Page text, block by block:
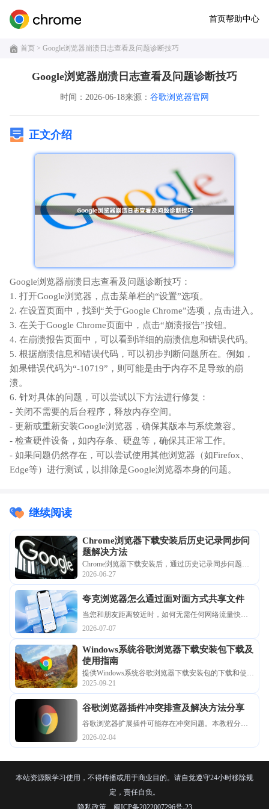
首页帮助中心
首页 > Google浏览器崩溃日志查看及问题诊断技巧
Google浏览器崩溃日志查看及问题诊断技巧
时间：2026-06-18来源： 谷歌浏览器官网
正文介绍
Google浏览器崩溃日志查看及问题诊断技巧：
1. 打开Google浏览器，点击菜单栏的“设置”选项。
2. 在设置页面中，找到“关于Google Chrome”选项，点击进入。
3. 在关于Google Chrome页面中，点击“崩溃报告”按钮。
4. 在崩溃报告页面中，可以看到详细的崩溃信息和错误代码。
5. 根据崩溃信息和错误代码，可以初步判断问题所在。例如，
如果错误代码为“-10719”，则可能是由于内存不足导致的崩
溃。
6. 针对具体的问题，可以尝试以下方法进行修复：
- 关闭不需要的后台程序，释放内存空间。
- 更新或重新安装Google浏览器，确保其版本与系统兼容。
- 检查硬件设备，如内存条、硬盘等，确保其正常工作。
- 如果问题仍然存在，可以尝试使用其他浏览器（如Firefox、
Edge等）进行测试，以排除是Google浏览器本身的问题。
继续阅读
Chrome浏览器下载安装后历史记录同步问
题解决方法
Chrome浏览器下载安装后，通过历史记录同步问题解
决方法可以保证多设备间的数据一致性，实现快速查
率。
2026-06-27
夸克浏览器怎么通过面对面方式共享文件
当您和朋友距离较近时，如何无需任何网络流量快速
分享大文件？使用夸克浏览器的面对面快传功能，即
可实现无需联网、超高带宽的文件极速互传与共享。
2026-07-07
Windows系统谷歌浏览器下载安装包下载及
使用指南
提供Windows系统谷歌浏览器下载安装包的下载和使用
全流程指南，方便用户顺利完成安装及配置。
2025-09-21
谷歌浏览器插件冲突排查及解决方法分享
谷歌浏览器扩展插件可能存在冲突问题。本教程分享
排查与解决方法，帮助用户提升浏览器稳定性，保障
插件功能正常和操作顺畅。
2026-02-04
本站资源限学习使用，不得传播或用于商业目的。请自觉遵守24小时移除规
定，责任自负。